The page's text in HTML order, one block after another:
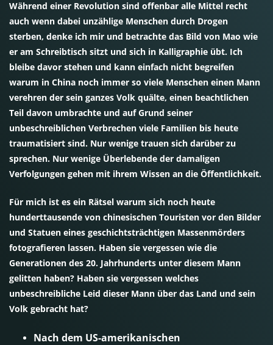
Während einer Revolution sind offenbar alle Mittel recht
auch wenn dabei unzählige Menschen durch Drogen
sterben, denke ich mir und betrachte das Bild von Mao wie
er am Schreibtisch sitzt und sich in Kalligraphie übt. Ich
bleibe davor stehen und kann einfach nicht begreifen
warum in China noch immer so viele Menschen einen Mann
verehren der sein ganzes Volk quälte, einen beachtlichen
Teil davon umbrachte und auf Grund seiner
unbeschreiblichen Verbrechen viele Familien bis heute
traumatisiert sind. Nur wenige trauen sich darüber zu
sprechen. Nur wenige Überlebende der damaligen
Verfolgungen gehen mit ihrem Wissen an die Öffentlichkeit.
Für mich ist es ein Rätsel warum sich noch heute
hunderttausende von chinesischen Touristen vor den Bilder
und Statuen eines geschichtsträchtigen Massenmörders
fotografieren lassen. Haben sie vergessen wie die
Generationen des 20. Jahrhunderts unter diesem Mann
gelitten haben? Haben sie vergessen welches
unbeschreibliche Leid dieser Mann über das Land und sein
Volk gebracht hat?
Nach dem US-amerikanischen